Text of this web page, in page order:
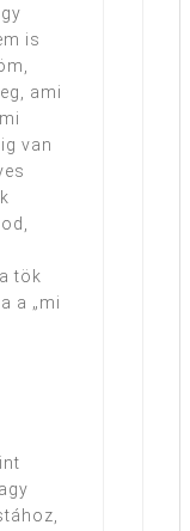
is
ami
van
tök
a „mi